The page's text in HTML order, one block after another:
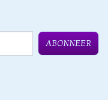
ABONNEER